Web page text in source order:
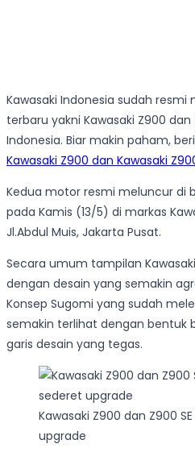
Kawasaki Indonesia sudah
terbaru yakni Kawasaki Z900 dan
Indonesia. Biar makin paham,
Kawasaki Z900 dan Kawasaki
Kedua motor resmi meluncur di
pada Kamis (13/5) di markas
Jl.Abdul Muis, Jakarta Pusat.
Secara umum tampilan
dengan desain yang semakin
Konsep Sugomi yang sudah
semakin terlihat dengan bentuk
garis desain yang tegas.
Kawasaki Z900 dan Z900
upgrade